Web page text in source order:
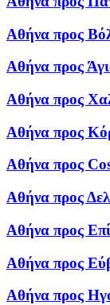
Αθήνα προς
Αθήνα προς
Αθήνα προς
Αθήνα προς
Αθήνα προς
Αθήνα προς
Αθήνα προς
Αθήνα προς
Αθήνα προς